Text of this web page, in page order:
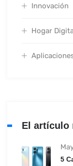
Innovación
Hogar
El artículo
5